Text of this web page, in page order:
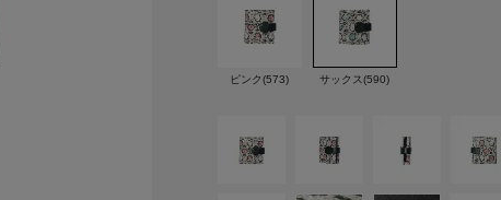
ピンク(573) サックス(590)